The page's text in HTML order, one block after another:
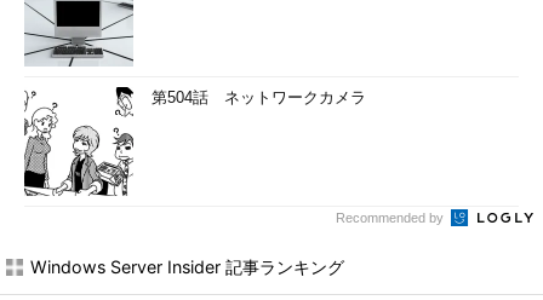
第504話 ネットワークカメラ
Recommended by
Windows Server Insider 記事ランキング